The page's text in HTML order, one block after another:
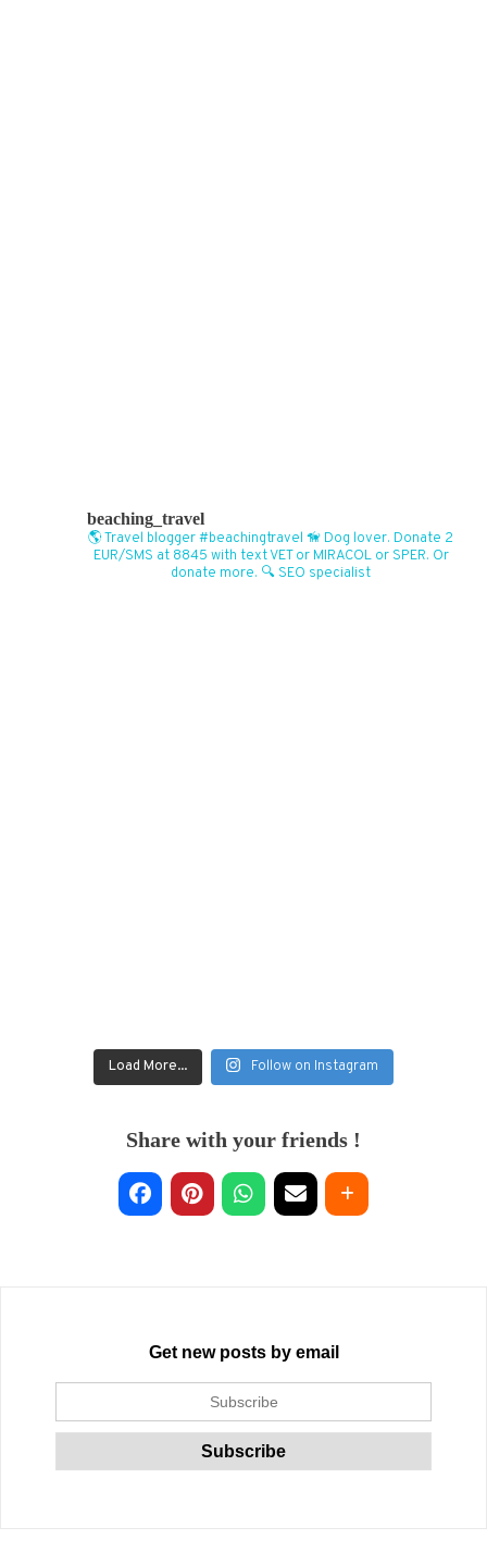
beaching_travel
🌎 Travel blogger #beachingtravel 🦮 Dog lover. Donate 2
EUR/SMS at 8845 with text VET or MIRACOL or SPER. Or
donate more. 🔍 SEO specialist
Load More... Follow on Instagram
Share with your friends !
Get new posts by email